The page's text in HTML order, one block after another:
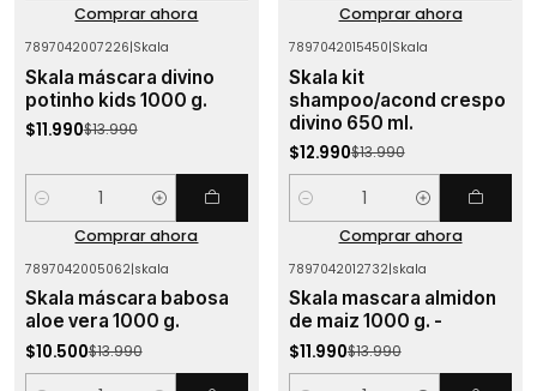
Comprar ahora
Comprar ahora
7897042007226|Skala
Skala máscara divino
potinho kids 1000 g.
$11.990$13.990
Cantidad
Comprar ahora
7897042015450|Skala
Skala kit
shampoo/acond crespo
divino 650 ml.
$12.990$13.990
Cantidad
Comprar ahora
7897042005062|skala
Skala máscara babosa
aloe vera 1000 g.
$10.500$13.990
7897042012732|skala
Skala mascara almidon
de maiz 1000 g. -
$11.990$13.990